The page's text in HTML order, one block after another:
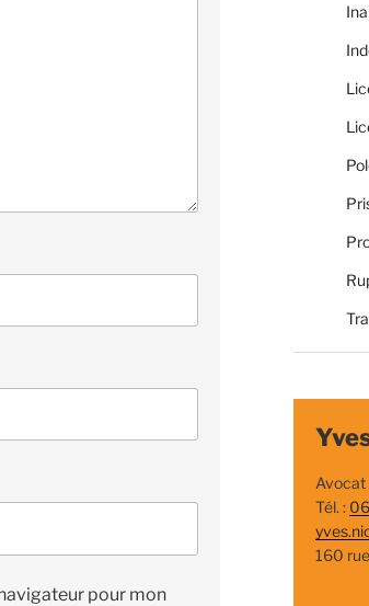
pour mon
Avocat
Tél. :
160